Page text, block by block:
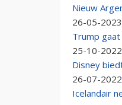
Nieuw
26-05-
Trump
25-10-
Disney
26-07-
Icelandair